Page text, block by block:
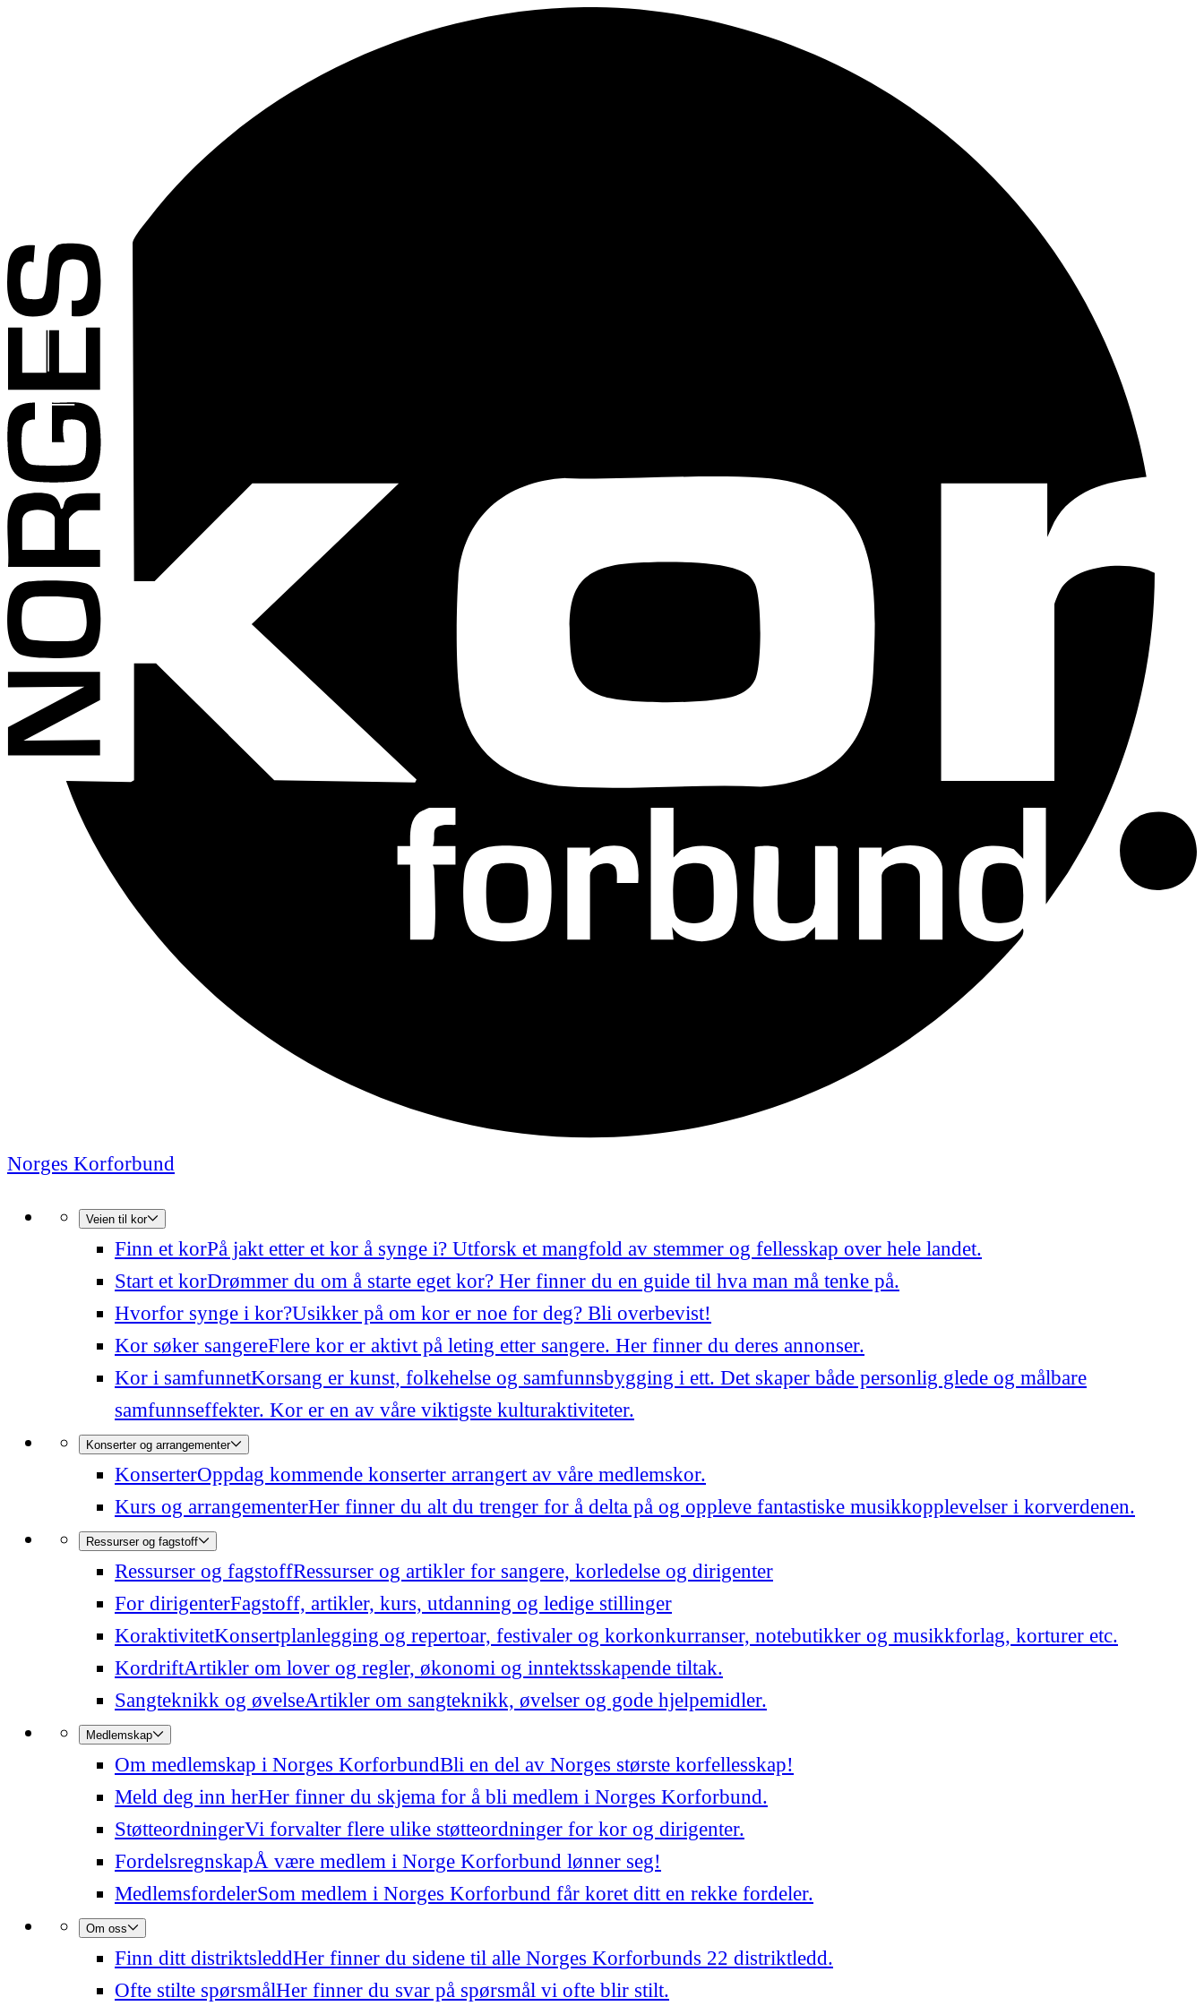
Norges Korforbund
Veien til kor
Finn et korPå jakt etter et kor å synge i? Utforsk et mangfold av stemmer og fellesskap over hele landet.
Start et korDrømmer du om å starte eget kor? Her finner du en guide til hva man må tenke på.
Hvorfor synge i kor?Usikker på om kor er noe for deg? Bli overbevist!
Kor søker sangereFlere kor er aktivt på leting etter sangere. Her finner du deres annonser.
Kor i samfunnetKorsang er kunst, folkehelse og samfunnsbygging i ett. Det skaper både personlig glede og målbare
samfunnseffekter. Kor er en av våre viktigste kulturaktiviteter.
Konserter og arrangementer
KonserterOppdag kommende konserter arrangert av våre medlemskor.
Kurs og arrangementerHer finner du alt du trenger for å delta på og oppleve fantastiske musikkopplevelser i korverdenen.
Ressurser og fagstoff
Ressurser og fagstoffRessurser og artikler for sangere, korledelse og dirigenter
For dirigenterFagstoff, artikler, kurs, utdanning og ledige stillinger
KoraktivitetKonsertplanlegging og repertoar, festivaler og korkonkurranser, notebutikker og musikkforlag, korturer etc.
KordriftArtikler om lover og regler, økonomi og inntektsskapende tiltak.
Sangteknikk og øvelseArtikler om sangteknikk, øvelser og gode hjelpemidler.
Medlemskap
Om medlemskap i Norges KorforbundBli en del av Norges største korfellesskap!
Meld deg inn herHer finner du skjema for å bli medlem i Norges Korforbund.
StøtteordningerVi forvalter flere ulike støtteordninger for kor og dirigenter.
FordelsregnskapÅ være medlem i Norge Korforbund lønner seg!
MedlemsfordelerSom medlem i Norges Korforbund får koret ditt en rekke fordeler.
Om oss
Finn ditt distriktsleddHer finner du sidene til alle Norges Korforbunds 22 distriktledd.
Ofte stilte spørsmålHer finner du svar på spørsmål vi ofte blir stilt.